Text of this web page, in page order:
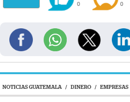
0 0
NOTICIAS GUATEMALA / DINERO / EMPRESAS